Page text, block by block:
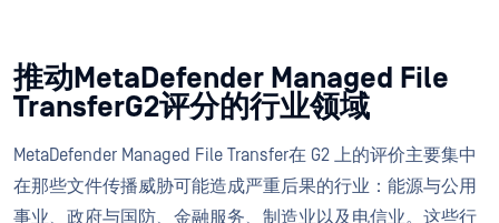
推动MetaDefender Managed File
TransferG2评分的行业领域
MetaDefender Managed File Transfer在 G2 上的评价主要集中
在那些文件传播威胁可能造成严重后果的行业：能源与公用
事业、政府与国防、金融服务、制造业以及电信业。这些行